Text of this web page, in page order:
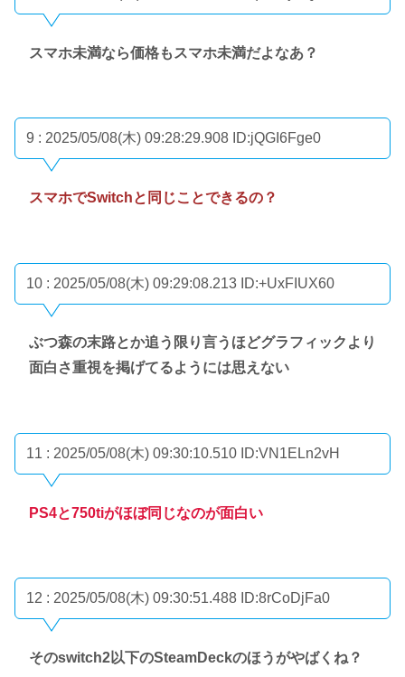
スマホ未満なら価格もスマホ未満だよなあ？
9 : 2025/05/08(木) 09:28:29.908 ID:jQGI6Fge0
スマホでSwitchと同じことできるの？
10 : 2025/05/08(木) 09:29:08.213 ID:+UxFIUX60
ぶつ森の末路とか追う限り言うほどグラフィックより
面白さ重視を掲げてるようには思えない
11 : 2025/05/08(木) 09:30:10.510 ID:VN1ELn2vH
PS4と750tiがほぼ同じなのが面白い
12 : 2025/05/08(木) 09:30:51.488 ID:8rCoDjFa0
そのswitch2以下のSteamDeckのほうがやばくね？